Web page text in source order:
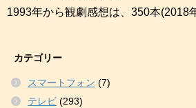
1993年から観劇感想は、350本(2018
カテゴリー
スマートフォン (7)
テレビ (293)